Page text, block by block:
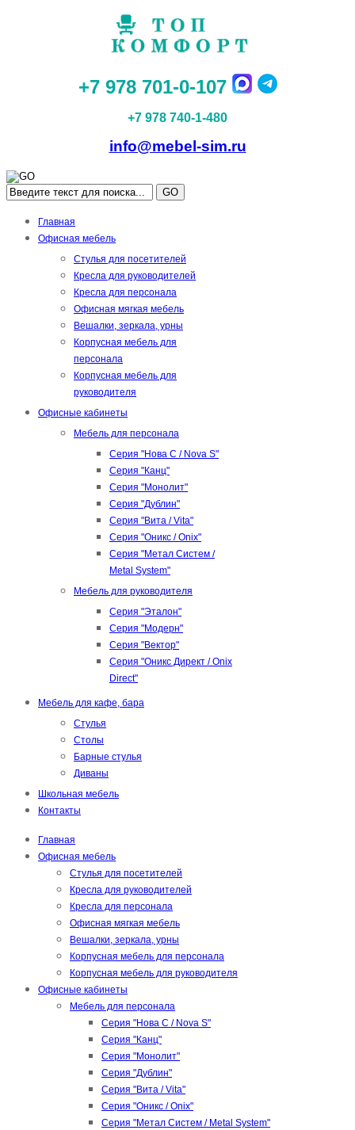
+7 978 701-0-107
+7 978 740-1-480
info@mebel-sim.ru
GO
Главная
Офисная мебель
Стулья для посетителей
Кресла для руководителей
Кресла для персонала
Офисная мягкая мебель
Вешалки, зеркала, урны
Корпусная мебель для
персонала
Корпусная мебель для
руководителя
Офисные кабинеты
Мебель для персонала
Серия "Нова С / Nova S"
Серия "Канц"
Серия "Монолит"
Серия "Дублин"
Серия "Вита / Vita"
Серия "Оникс / Onix"
Серия "Метал Систем /
Metal System"
Мебель для руководителя
Серия "Эталон"
Серия "Модерн"
Серия "Вектор"
Серия "Оникс Директ / Onix
Direct"
Мебель для кафе, бара
Стулья
Столы
Барные стулья
Диваны
Школьная мебель
Контакты
Главная
Офисная мебель
Стулья для посетителей
Кресла для руководителей
Кресла для персонала
Офисная мягкая мебель
Вешалки, зеркала, урны
Корпусная мебель для персонала
Корпусная мебель для руководителя
Офисные кабинеты
Мебель для персонала
Серия "Нова С / Nova S"
Серия "Канц"
Серия "Монолит"
Серия "Дублин"
Серия "Вита / Vita"
Серия "Оникс / Onix"
Серия "Метал Систем / Metal System"